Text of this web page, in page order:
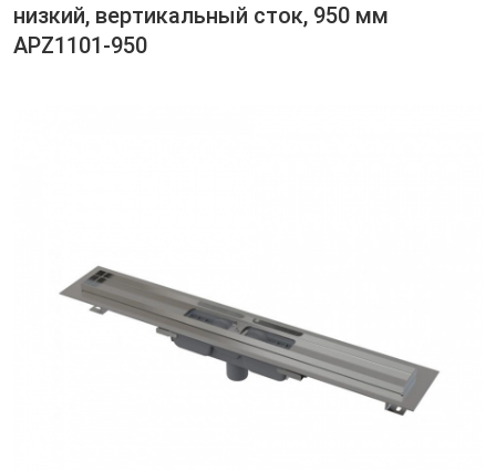
низкий, вертикальный сток, 950 мм
APZ1101-950